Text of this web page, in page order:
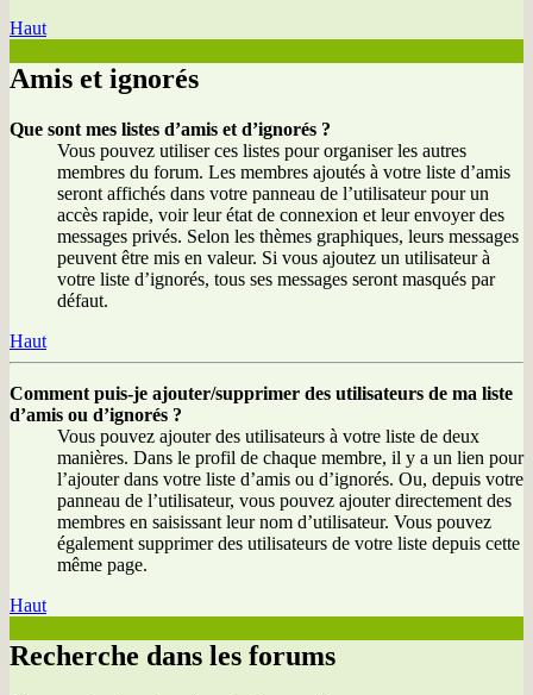
Haut
Amis et ignorés
Que sont mes listes d’amis et d’ignorés ?
Vous pouvez utiliser ces listes pour organiser les autres
membres du forum. Les membres ajoutés à votre liste d’amis
seront affichés dans votre panneau de l’utilisateur pour un
accès rapide, voir leur état de connexion et leur envoyer des
messages privés. Selon les thèmes graphiques, leurs messages
peuvent être mis en valeur. Si vous ajoutez un utilisateur à
votre liste d’ignorés, tous ses messages seront masqués par
défaut.
Haut
Comment puis-je ajouter/supprimer des utilisateurs de ma liste
d’amis ou d’ignorés ?
Vous pouvez ajouter des utilisateurs à votre liste de deux
manières. Dans le profil de chaque membre, il y a un lien pour
l’ajouter dans votre liste d’amis ou d’ignorés. Ou, depuis votre
panneau de l’utilisateur, vous pouvez ajouter directement des
membres en saisissant leur nom d’utilisateur. Vous pouvez
également supprimer des utilisateurs de votre liste depuis cette
même page.
Haut
Recherche dans les forums